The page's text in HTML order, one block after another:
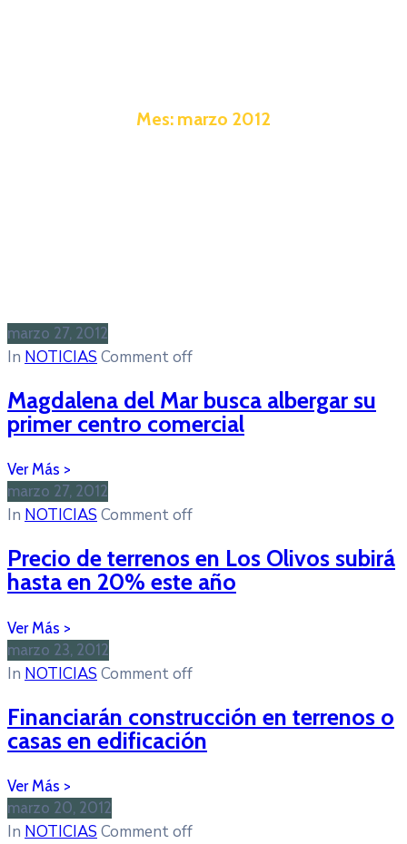
Mes: marzo 2012
marzo 27, 2012
In NOTICIAS Comment off
Magdalena del Mar busca albergar su
primer centro comercial
marzo 27, 2012
In NOTICIAS Comment off
Precio de terrenos en Los Olivos subirá
hasta en 20% este año
marzo 23, 2012
In NOTICIAS Comment off
Financiarán construcción en terrenos o
casas en edificación
marzo 20, 2012
In NOTICIAS Comment off